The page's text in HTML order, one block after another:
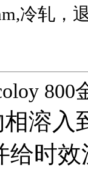
冷轧，
800
溶
给时